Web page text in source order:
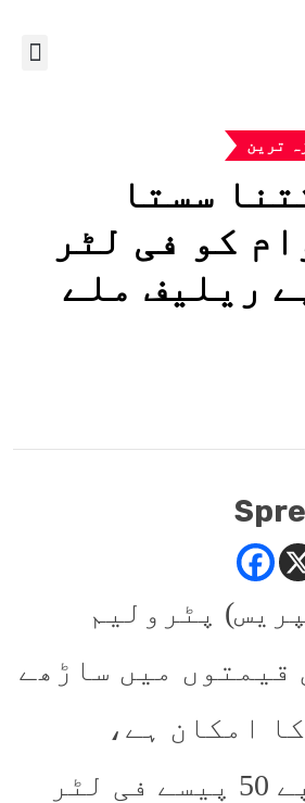
ترین
سستا
کو فی لٹر
ریلیف ملے
پٹرولیم
قیمتوں میں ساڑھے
کا امکان ہے،
پٹرول 8 روپے 50 پیسے فی لٹر